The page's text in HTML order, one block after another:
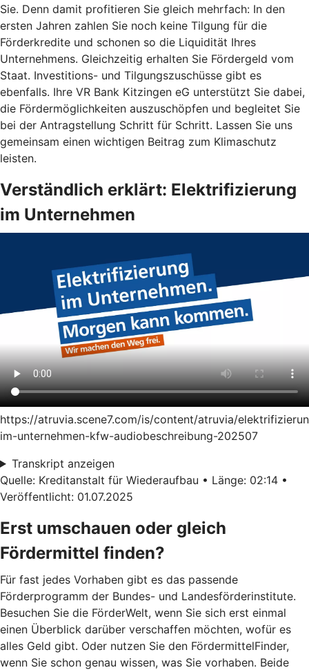
Sie. Denn damit profitieren Sie gleich mehrfach: In den
ersten Jahren zahlen Sie noch keine Tilgung für die
Förderkredite und schonen so die Liquidität Ihres
Unternehmens. Gleichzeitig erhalten Sie Fördergeld vom
Staat. Investitions- und Tilgungszuschüsse gibt es
ebenfalls. Ihre VR Bank Kitzingen eG unterstützt Sie dabei,
die Fördermöglichkeiten auszuschöpfen und begleitet Sie
bei der Antragstellung Schritt für Schritt. Lassen Sie uns
gemeinsam einen wichtigen Beitrag zum Klimaschutz
leisten.
Verständlich erklärt: Elektrifizierung
im Unternehmen
https://atruvia.scene7.com/is/content/atruvia/
im-unternehmen-kfw-audiobeschreibung-202507
Transkript anzeigen
Quelle: Kreditanstalt für Wiederaufbau • Länge: 02:14 •
Veröffentlicht: 01.07.2025
Erst umschauen oder gleich
Fördermittel finden?
Für fast jedes Vorhaben gibt es das passende
Förderprogramm der Bundes- und Landesförderinstitute.
Besuchen Sie die FörderWelt, wenn Sie sich erst einmal
einen Überblick darüber verschaffen möchten, wofür es
alles Geld gibt. Oder nutzen Sie den FördermittelFinder,
wenn Sie schon genau wissen, was Sie vorhaben. Beide